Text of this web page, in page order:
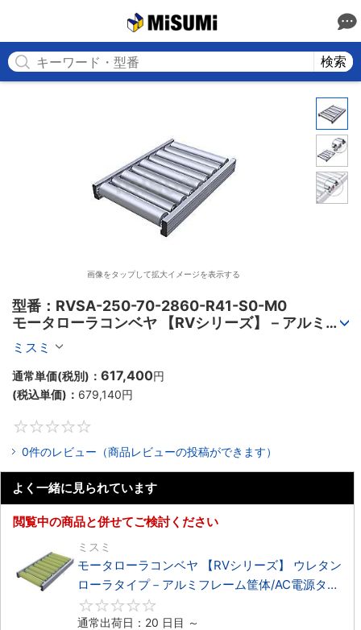
検索
画像をタップして拡大イメージを表示する
型番：RVSA-250-70-2860-R41-S0-M0
モータローラコンベヤ 【RVシリーズ】－アルミフ
レーム筐体/AC電源タイプ－
ミスミ
通常単価(税別)： 617,400円
(税込単価)： 679,140円
0件のレビュー（商品レビューの投稿ができます）
よく一緒に見られています
閲覧中の商品と併せてご検討ください
ミスミ
モータローラコンベヤ 【RVシリーズ】 ウレタン
ローラタイプ－アルミフレーム筐体/AC電源タイ
プ－
通常出荷日：20 日目 ～